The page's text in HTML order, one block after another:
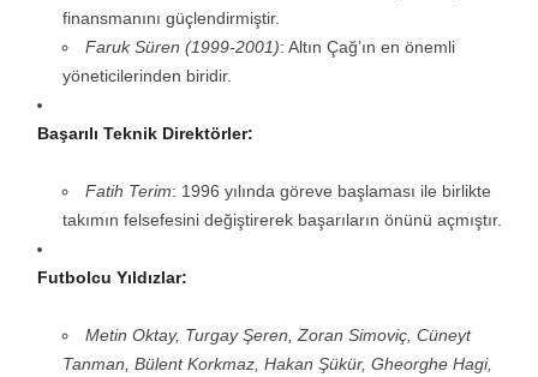
finansmanını güçlendirmiştir.
Faruk Süren (1999-2001): Altın Çağ’ın en önemli
yöneticilerinden biridir.
Başarılı Teknik Direktörler:
Fatih Terim: 1996 yılında göreve başlaması ile birlikte
takımın felsefesini değiştirerek başarıların önünü açmıştır.
Futbolcu Yıldızlar:
Metin Oktay, Turgay Şeren, Zoran Simoviç, Cüneyt
Tanman, Bülent Korkmaz, Hakan Şükür, Gheorghe Hagi,